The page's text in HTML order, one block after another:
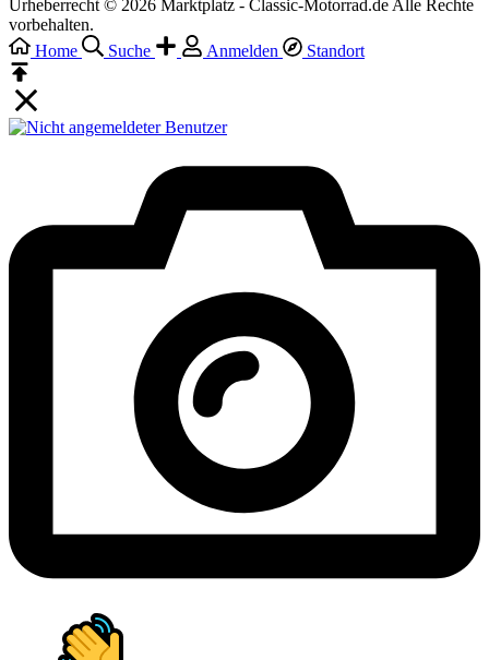
Urheberrecht © 2026 Marktplatz - Classic-Motorrad.de Alle Rechte
vorbehalten.
Home
Suche Anmelden Standort